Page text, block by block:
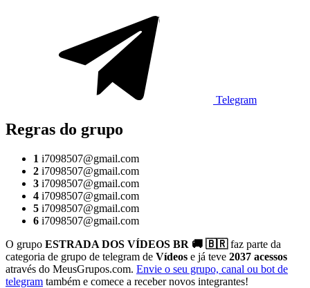
Telegram
Regras do grupo
1 i7098507@gmail.com
2 i7098507@gmail.com
3 i7098507@gmail.com
4 i7098507@gmail.com
5 i7098507@gmail.com
6 i7098507@gmail.com
O grupo ESTRADA DOS VÍDEOS BR 🚚 🇧🇷faz parte da
categoria de grupo de telegram de Vídeos e já teve 2037 acessos
através do MeusGrupos.com. Envie o seu grupo, canal ou bot de
telegram também e comece a receber novos integrantes!